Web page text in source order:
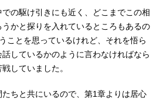
の駆け引きにも近く、どこまでこの相
かと探りを入れているところもあるの
ことを思っているけれど、それを悟ら
しているかのように言わなければなら
していました。
ちと共にいるので、第1章よりは居心